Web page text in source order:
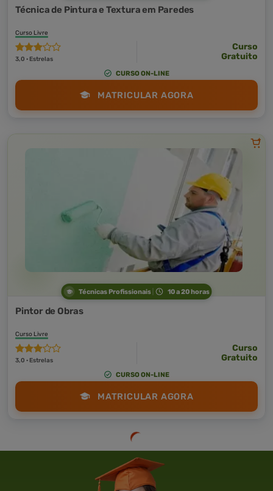
Técnica de Pintura e Textura em Paredes
Curso Livre
3,0 · Estrelas
Curso
Gratuito
CURSO ON-LINE
MATRICULAR AGORA
Técnicas Profissionais 10 a 20 horas
Pintor de Obras
Curso Livre
3,0 · Estrelas
Curso
Gratuito
CURSO ON-LINE
MATRICULAR AGORA